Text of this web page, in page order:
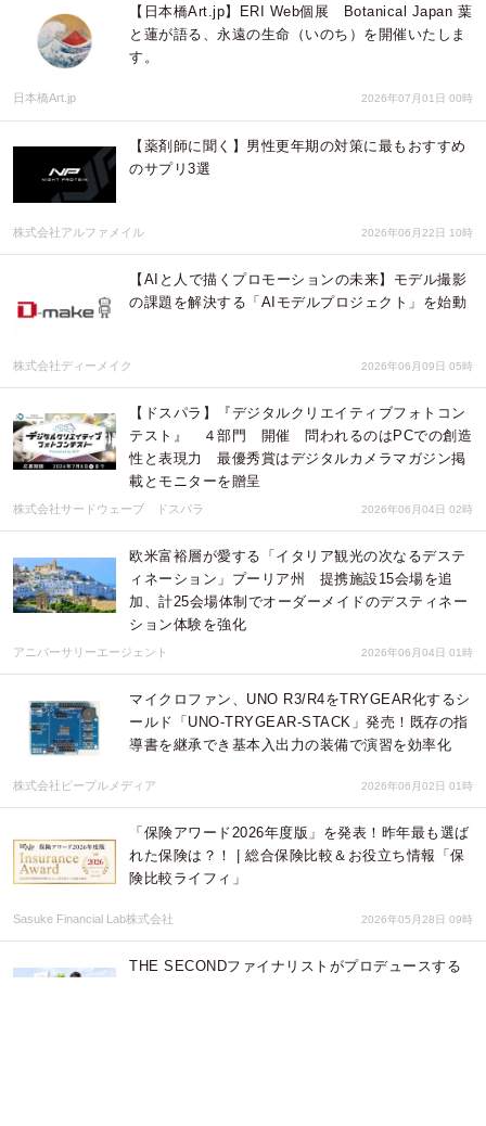
【日本橋Art.jp】ERI Web個展 Botanical Japan 葉
と蓮が語る、永遠の生命（いのち）を開催いたしま
す。
日本橋Art.jp 2026年07月01日 00時
【薬剤師に聞く】男性更年期の対策に最もおすすめ
のサプリ3選
株式会社アルファメイル 2026年06月22日 10時
【AIと人で描くプロモーションの未来】モデル撮影
の課題を解決する「AIモデルプロジェクト」を始動
株式会社ディーメイク 2026年06月09日 05時
【ドスパラ】『デジタルクリエイティブフォトコン
テスト』 ４部門 開催 問われるのはPCでの創造
性と表現力 最優秀賞はデジタルカメラマガジン掲
載とモニターを贈呈
株式会社サードウェーブ ドスパラ 2026年06月04日 02時
欧米富裕層が愛する「イタリア観光の次なるデステ
ィネーション」プーリア州 提携施設15会場を追
加、計25会場体制でオーダーメイドのデスティネー
ション体験を強化
アニバーサリーエージェント 2026年06月04日 01時
マイクロファン、UNO R3/R4をTRYGEAR化するシ
ールド「UNO-TRYGEAR-STACK」発売！既存の指
導書を継承でき基本入出力の装備で演習を効率化
株式会社ピープルメディア 2026年06月02日 01時
「保険アワード2026年度版」を発表！昨年最も選ば
れた保険は？！ | 総合保険比較＆お役立ち情報「保
険比較ライフィ」
Sasuke Financial Lab株式会社 2026年05月28日 09時
THE SECONDファイナリストがプロデュースする